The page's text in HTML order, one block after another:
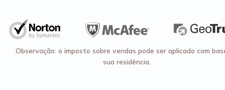
Observação: o imposto sobre vendas pode ser aplicado com
sua residência.